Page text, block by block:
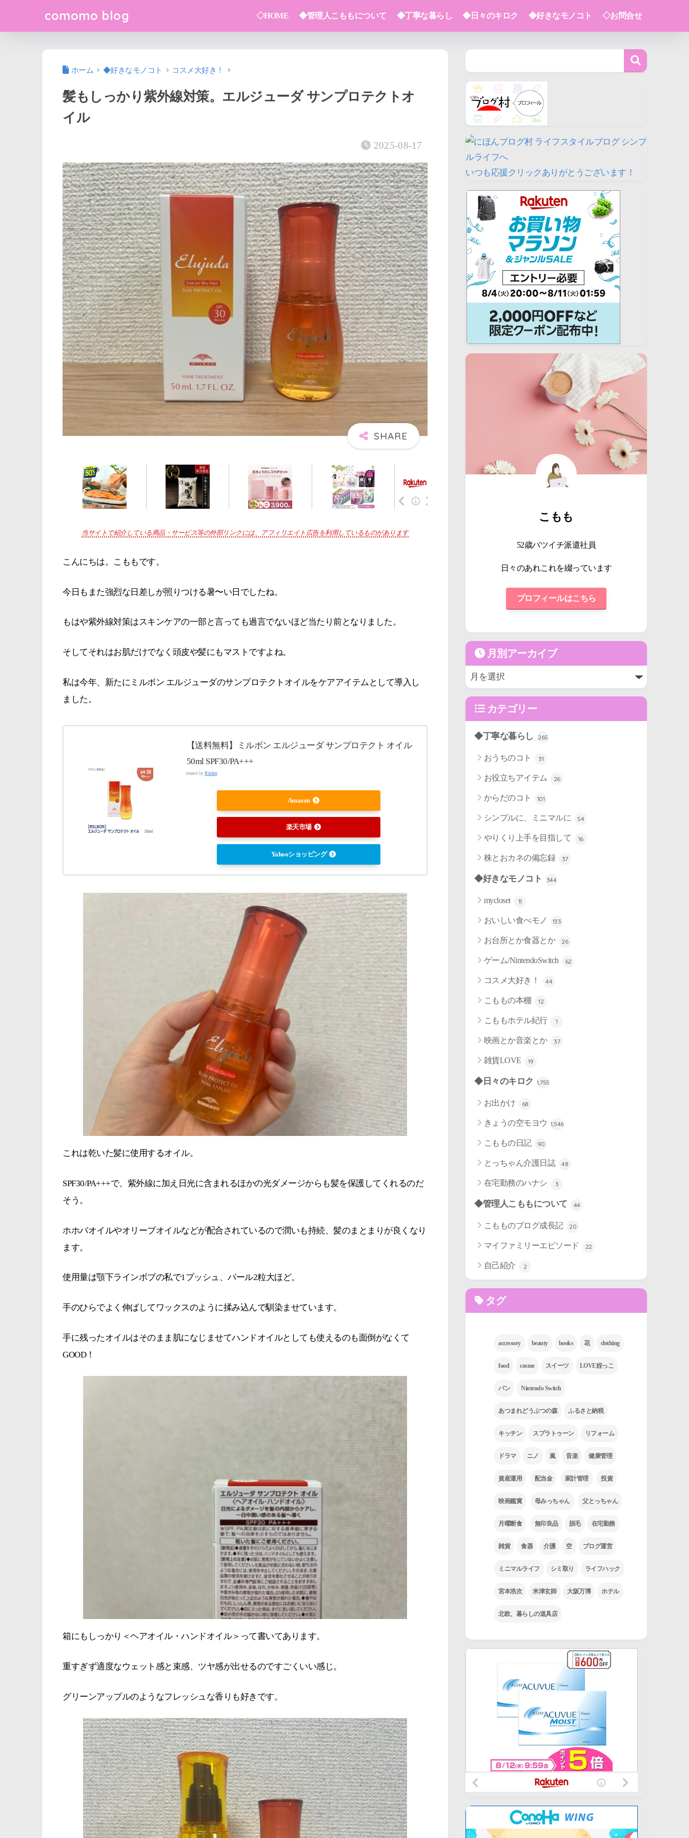
comomo blog ◇HOME ◆管理人こももについて ◆丁寧な暮らし ◆日々のキロク ◆好きなモノコト ◇お問合せ
ホーム ◆好きなモノコト コスメ大好き！
髪もしっかり紫外線対策。エルジューダ サンプロテクトオ
イル
2025-08-17
当サイトで紹介している商品・サービス等の外部リンクには、アフィリエイト広告を利用しているものがあります
こんにちは。こももです。
今日もまた強烈な日差しが照りつける暑〜い日でしたね。
もはや紫外線対策はスキンケアの一部と言っても過言でないほど当たり前となりました。
そしてそれはお肌だけでなく頭皮や髪にもマストですよね。
私は今年、新たにミルボン エルジューダのサンプロテクトオイルをケアアイテムとして導入し
ました。
【送料無料】ミルボン エルジューダ サンプロテクト オイル
50ml SPF30/PA+++
created byRinker
Amazon
楽天市場
Yahooショッピング
これは乾いた髪に使用するオイル。
SPF30/PA+++で、紫外線に加え日光に含まれるほかの光ダメージからも髪を保護してくれるのだ
そう。
ホホバオイルやオリーブオイルなどが配合されているので潤いも持続、髪のまとまりが良くなり
ます。
使用量は顎下ラインボブの私で1プッシュ、パール2粒大ほど。
手のひらでよく伸ばしてワックスのように揉み込んで馴染ませています。
手に残ったオイルはそのまま肌になじませてハンドオイルとしても使えるのも面倒がなくて
GOOD！
箱にもしっかり＜ヘアオイル・ハンドオイル＞って書いてあります。
重すぎず適度なウェット感と束感、ツヤ感が出せるのですごくいい感じ。
グリーンアップルのようなフレッシュな香りも好きです。
いつも応援クリックありがとうございます！
こもも
52歳バツイチ派遣社員
日々のあれこれを綴っています
プロフィールはこちら
月別アーカイブ
カテゴリー
◆丁寧な暮らし 265
おうちのコト 31
お役立ちアイテム 26
からだのコト 101
シンプルに、ミニマルに 54
やりくり上手を目指して 16
株とおカネの備忘録 37
◆好きなモノコト 344
mycloset 11
おいしい食べモノ 133
お台所とか食器とか 26
ゲーム/NintendoSwitch 62
コスメ大好き！ 44
こももの本棚 12
こももホテル紀行 1
映画とか音楽とか 37
雑貨LOVE 19
◆日々のキロク 1,755
お出かけ 68
きょうの空モヨウ 1,546
こももの日記 90
とっちゃん介護日誌 48
在宅勤務のハナシ 3
◆管理人こももについて 44
こもものブログ成長記 20
マイファミリーエピソード 22
自己紹介 2
タグ
accessory beauty books 花 clothing
food cosme スイーツ LOVE姪っこ
パン Nintendo Switch
あつまれどうぶつの森 ふるさと納税
キッチン スプラトゥーン リフォーム
ドラマ ニノ 嵐 音楽 健康管理
資産運用 配当金 家計管理 投資
映画鑑賞 母みっちゃん 父とっちゃん
月曜断食 無印良品 脱毛 在宅勤務
雑貨 食器 介護 空 ブログ運営
ミニマルライフ シミ取り ライフハック
宮本浩次 米津玄師 大阪万博 ホテル
北欧、暮らしの道具店